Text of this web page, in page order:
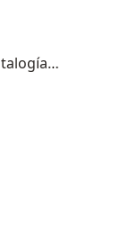
nariz
a temas